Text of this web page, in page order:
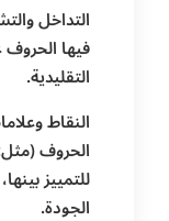
التداخل
فيها
التقليدية.
النقاط
الحروف
للتمييز
الجودة.